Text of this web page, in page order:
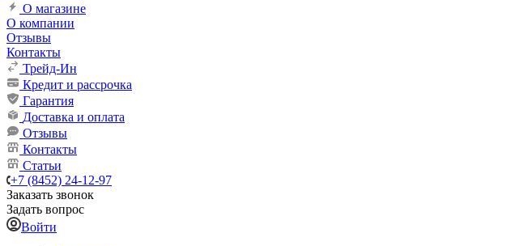
О магазине
О компании
Отзывы
Контакты
Трейд-Ин
Кредит и рассрочка
Гарантия
Доставка и оплата
Отзывы
Контакты
Статьи
+7 (8452) 24-12-97
Заказать звонок
Задать вопрос
Войти